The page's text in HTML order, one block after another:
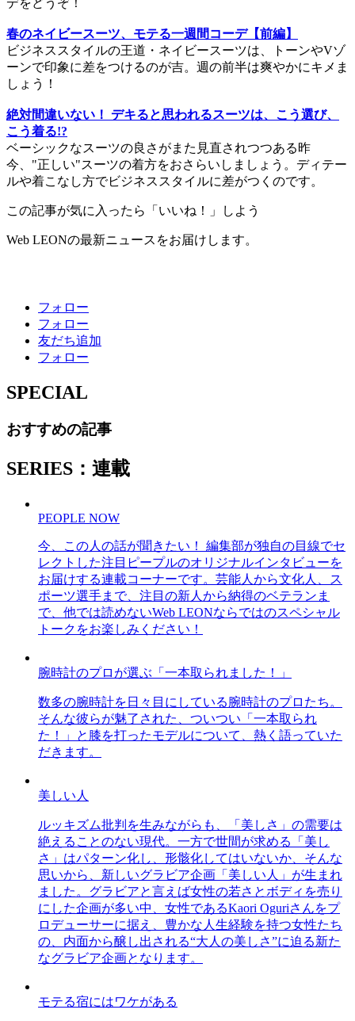
デをどうぞ！
春のネイビースーツ、モテる一週間コーデ【前編】
ビジネススタイルの王道・ネイビースーツは、トーンやVゾ
ーンで印象に差をつけるのが吉。週の前半は爽やかにキメま
しょう！
絶対間違いない！ デキると思われるスーツは、こう選び、
こう着る!?
ベーシックなスーツの良さがまた見直されつつある昨
今、"正しい"スーツの着方をおさらいしましょう。ディテー
ルや着こなし方でビジネススタイルに差がつくのです。
この記事が気に入ったら「いいね！」しよう
Web LEONの最新ニュースをお届けします。
フォロー
フォロー
友だち追加
フォロー
SPECIAL
おすすめの記事
SERIES：連載
PEOPLE NOW
今、この人の話が聞きたい！ 編集部が独自の目線でセ
レクトした注目ピープルのオリジナルインタビューを
お届けする連載コーナーです。芸能人から文化人、ス
ポーツ選手まで、注目の新人から納得のベテランま
で、他では読めないWeb LEONならではのスペシャル
トークをお楽しみください！
腕時計のプロが選ぶ「一本取られました！」
数多の腕時計を日々目にしている腕時計のプロたち。
そんな彼らが魅了された、ついつい「一本取られ
た！」と膝を打ったモデルについて、熱く語っていた
だきます。
美しい人
ルッキズム批判を生みながらも、「美しさ」の需要は
絶えることのない現代。一方で世間が求める「美し
さ」はパターン化し、形骸化してはいないか、そんな
思いから、新しいグラビア企画「美しい人」が生まれ
ました。グラビアと言えば女性の若さとボディを売り
にした企画が多い中、女性であるKaori Oguriさんをプ
ロデューサーに据え、豊かな人生経験を持つ女性たち
の、内面から醸し出される“大人の美しさ”に迫る新た
なグラビア企画となります。
モテる宿にはワケがある